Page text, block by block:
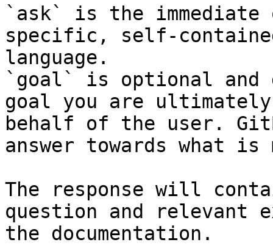
`ask` is the
specific, self-
language.
`goal` is optional and
goal you are
behalf of the user.
answer towards what
The response will
question and relevant
the documentation.